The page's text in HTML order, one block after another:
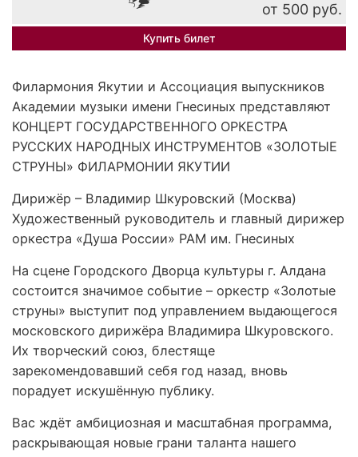
от 500 руб.
Купить билет
Филармония Якутии и Ассоциация выпускников
Академии музыки имени Гнесиных представляют
КОНЦЕРТ ГОСУДАРСТВЕННОГО ОРКЕСТРА
РУССКИХ НАРОДНЫХ ИНСТРУМЕНТОВ «ЗОЛОТЫЕ
СТРУНЫ» ФИЛАРМОНИИ ЯКУТИИ
Дирижёр – Владимир Шкуровский (Москва)
Художественный руководитель и главный дирижер
оркестра «Душа России» РАМ им. Гнесиных
На сцене Городского Дворца культуры г. Алдана
состоится значимое событие – оркестр «Золотые
струны» выступит под управлением выдающегося
московского дирижёра Владимира Шкуровского.
Их творческий союз, блестяще
зарекомендовавший себя год назад, вновь
порадует искушённую публику.
Вас ждёт амбициозная и масштабная программа,
раскрывающая новые грани таланта нашего